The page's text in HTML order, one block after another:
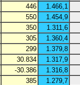
446
1.466,1
550
1.454,9
350
1.311,6
305
1.360,4
299
1.379,8
30.834
1.317,9
-30.386
1.316,8
385
1.279,7